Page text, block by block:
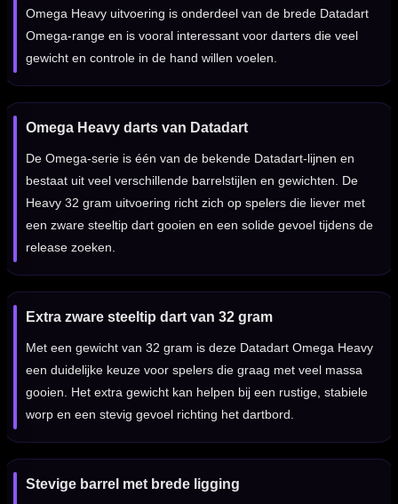
Omega Heavy uitvoering is onderdeel van de brede Datadart
Omega-range en is vooral interessant voor darters die veel
gewicht en controle in de hand willen voelen.
Omega Heavy darts van Datadart
De Omega-serie is één van de bekende Datadart-lijnen en
bestaat uit veel verschillende barrelstijlen en gewichten. De
Heavy 32 gram uitvoering richt zich op spelers die liever met
een zware steeltip dart gooien en een solide gevoel tijdens de
release zoeken.
Extra zware steeltip dart van 32 gram
Met een gewicht van 32 gram is deze Datadart Omega Heavy
een duidelijke keuze voor spelers die graag met veel massa
gooien. Het extra gewicht kan helpen bij een rustige, stabiele
worp en een stevig gevoel richting het dartbord.
Stevige barrel met brede ligging